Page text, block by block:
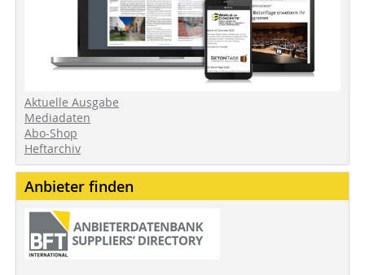
Aktuelle Ausgabe
Mediadaten
Abo-Shop
Heftarchiv
Anbieter finden